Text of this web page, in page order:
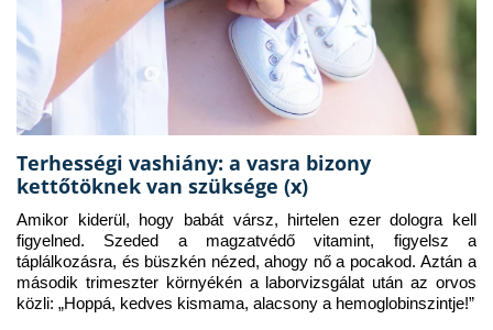
Terhességi vashiány: a vasra bizony
kettőtöknek van szüksége (x)
Amikor kiderül, hogy babát vársz, hirtelen ezer dologra kell
figyelned. Szeded a magzatvédő vitamint, figyelsz a
táplálkozásra, és büszkén nézed, ahogy nő a pocakod. Aztán a
második trimeszter környékén a laborvizsgálat után az orvos
közli: „Hoppá, kedves kismama, alacsony a hemoglobinszintje!”